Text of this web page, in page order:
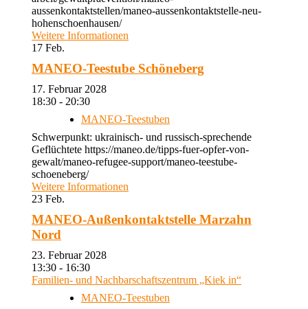
aussenkontaktstellen/maneo-aussenkontaktstelle-neu-
hohenschoenhausen/
Weitere Informationen
17 Feb.
MANEO-Teestube Schöneberg
17. Februar 2028
18:30 - 20:30
MANEO-Teestuben
Schwerpunkt: ukrainisch- und russisch-sprechende
Geflüchtete https://maneo.de/tipps-fuer-opfer-von-
gewalt/maneo-refugee-support/maneo-teestube-
schoeneberg/
Weitere Informationen
23 Feb.
MANEO-Außenkontaktstelle Marzahn
Nord
23. Februar 2028
13:30 - 16:30
Familien- und Nachbarschaftszentrum „Kiek in“
MANEO-Teestuben